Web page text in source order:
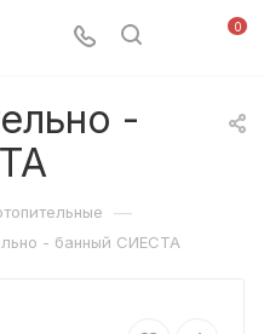
0
-
—
- банный СИЕСТА